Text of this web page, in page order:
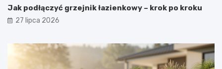
Jak podłączyć grzejnik łazienkowy – krok po kroku
27 lipca 2026